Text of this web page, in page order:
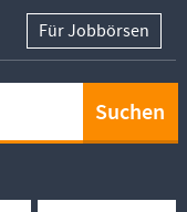
Für Jobbörsen